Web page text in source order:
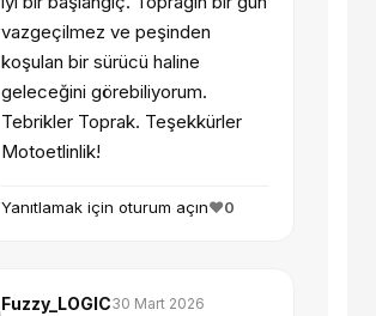
vazgeçilmez ve peşinden
koşulan bir sürücü haline
geleceğini görebiliyorum.
Tebrikler Toprak. Teşekkürler
Motoetlinlik!
Yanıtlamak için oturum açın❤️0
Fuzzy_LOGIC30 Mart 2026